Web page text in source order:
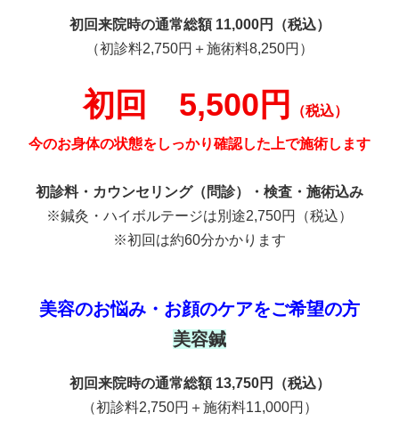
初回来院時の通常総額 11,000円（税込）
（初診料2,750円＋施術料8,250円）
初回 5,500円 （税込）
今のお身体の状態をしっかり確認した上で施術します
初診料・カウンセリング（問診）・検査・施術込み
※鍼灸・ハイボルテージは別途2,750円（税込）
※初回は約60分かかります
美容のお悩み・お顔のケアをご希望の方
美容鍼
初回来院時の通常総額 13,750円（税込）
（初診料2,750円＋施術料11,000円）